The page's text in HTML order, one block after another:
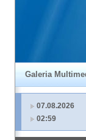
Galeria
07.08.2026
02:59